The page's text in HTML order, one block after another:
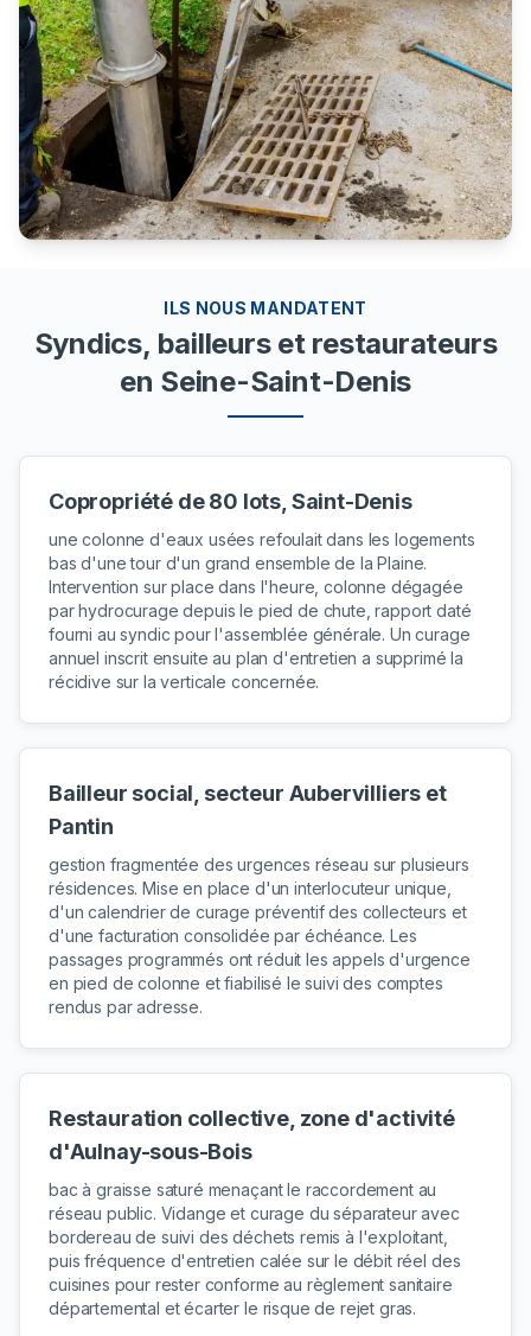
ILS NOUS MANDATENT
Syndics, bailleurs et restaurateurs
en Seine-Saint-Denis
Copropriété de 80 lots, Saint-Denis
une colonne d'eaux usées refoulait dans les logements
bas d'une tour d'un grand ensemble de la Plaine.
Intervention sur place dans l'heure, colonne dégagée
par hydrocurage depuis le pied de chute, rapport daté
fourni au syndic pour l'assemblée générale. Un curage
annuel inscrit ensuite au plan d'entretien a supprimé la
récidive sur la verticale concernée.
Bailleur social, secteur Aubervilliers et
Pantin
gestion fragmentée des urgences réseau sur plusieurs
résidences. Mise en place d'un interlocuteur unique,
d'un calendrier de curage préventif des collecteurs et
d'une facturation consolidée par échéance. Les
passages programmés ont réduit les appels d'urgence
en pied de colonne et fiabilisé le suivi des comptes
rendus par adresse.
Restauration collective, zone d'activité
d'Aulnay-sous-Bois
bac à graisse saturé menaçant le raccordement au
réseau public. Vidange et curage du séparateur avec
bordereau de suivi des déchets remis à l'exploitant,
puis fréquence d'entretien calée sur le débit réel des
cuisines pour rester conforme au règlement sanitaire
départemental et écarter le risque de rejet gras.